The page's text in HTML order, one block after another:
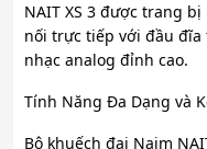
NAIT XS 3 được trang
nối trực tiếp với đầu
nhạc analog đỉnh cao.
Tính Năng Đa Dạng và
Bộ khuếch đại Naim